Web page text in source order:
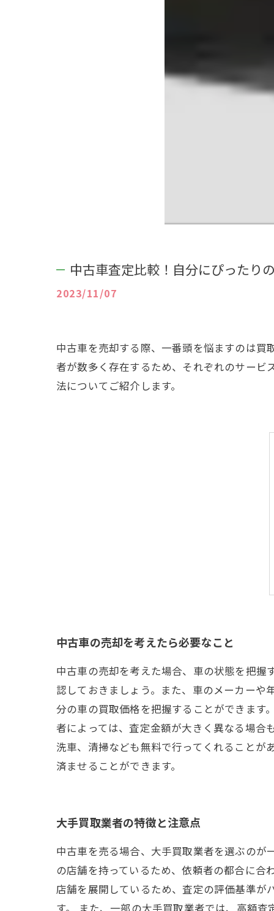
中古車査定比較！自分にぴったり
2023/11/07
中古車を売却する際、一番頭を悩ますのは
者が数多く存在するため、それぞれのサービ
法についてご紹介します。
中古車の売却を考えたら必要なこと
中古車の売却を考えた場合、車の状態を把
認しておきましょう。また、車のメーカー
分の車の買取価格を把握することができます
者によっては、査定金額が大きく異なる場合
洗車、清掃なども無料で行ってくれることが
済ませることができます。
大手買取業者の特徴と注意点
中古車を売る場合、大手買取業者を選ぶのが
の店舗を持っているため、依頼者の都合に合
店舗を展開しているため、査定の評価基準が
す。 また、一部の大手買取業者では、高額